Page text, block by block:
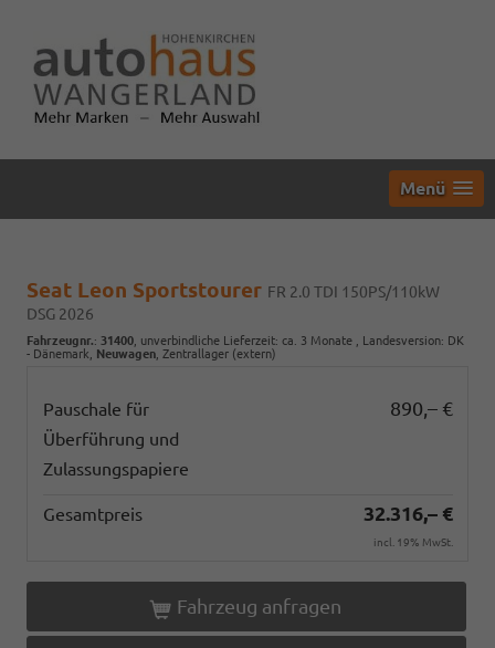
Menü
Seat Leon Sportstourer FR 2.0 TDI 150PS/110kW
DSG 2026
Fahrzeugnr.: 31400 , unverbindliche Lieferzeit: ca. 3 Monate , Landesversion: DK
- Dänemark, Neuwagen , Zentrallager (extern)
Pauschale für
Überführung und
Zulassungspapiere
890,– €
Gesamtpreis 32.316,– €
incl. 19% MwSt.
Fahrzeug anfragen